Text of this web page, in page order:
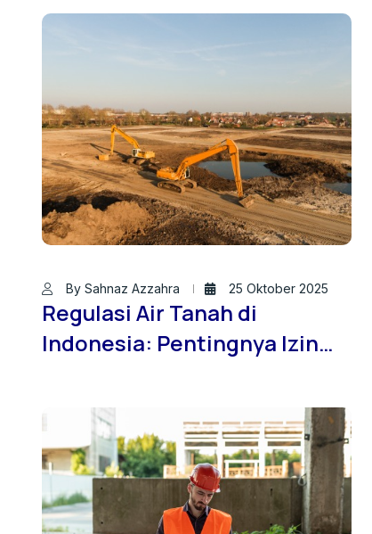
By Sahnaz Azzahra 25 Oktober 2025
Regulasi Air Tanah di
Indonesia: Pentingnya Izin
Pelaku Konstruksi